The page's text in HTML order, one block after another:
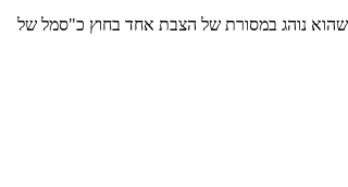
שהוא נוהג במסורת של הצבת אחד בחוץ כ"סמל של